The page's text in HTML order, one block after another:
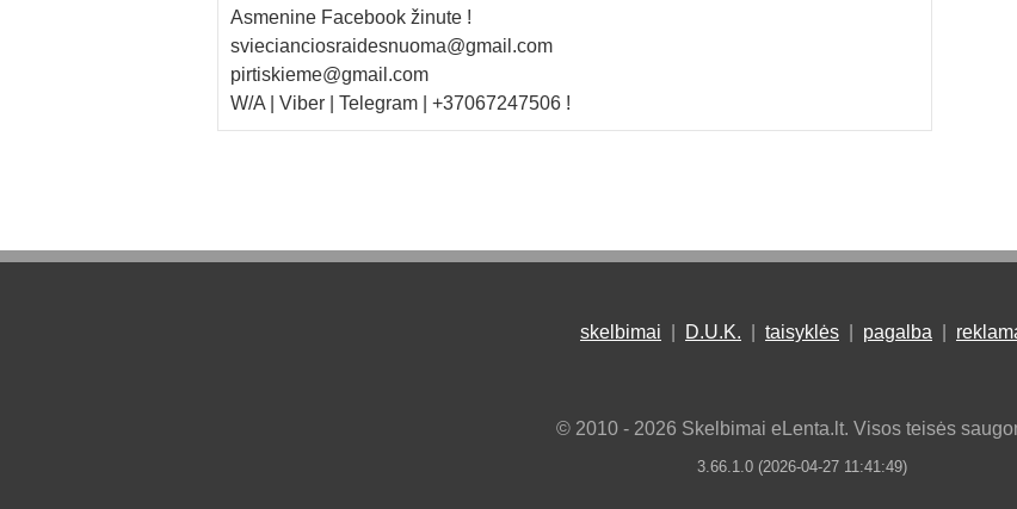
Asmenine Facebook žinute !
sviecianciosraidesnuoma@gmail.com
pirtiskieme@gmail.com
W/A | Viber | Telegram | +37067247506 !
skelbimai D.U.K. taisyklės pagalba
© 2010 - 2026 Skelbimai eLenta.lt. Visos teisės
3.66.1.0 (2026-04-27 11:41:49)